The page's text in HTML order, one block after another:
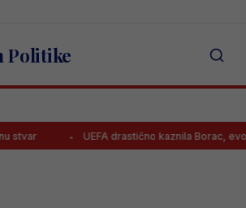
Politike
UEFA drastično kaznila Borac, evo koliko